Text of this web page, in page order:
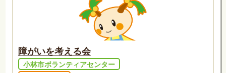
障がいを考える会
小林市ボランティアセンター